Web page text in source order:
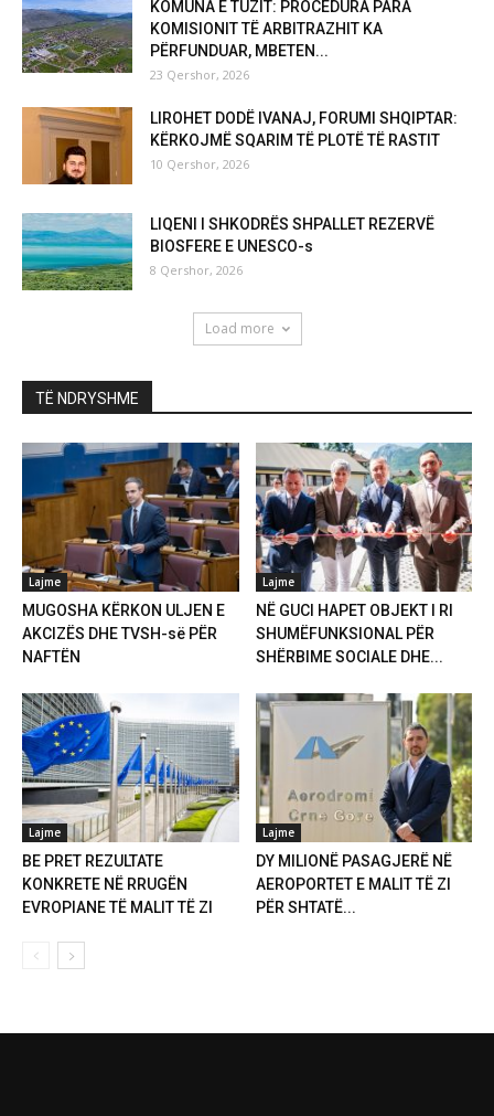
KOMUNA E TUZIT: PROCEDURA PARA
KOMISIONIT TË ARBITRAZHIT KA
PËRFUNDUAR, MBETEN...
23 Qershor, 2026
LIROHET DODË IVANAJ, FORUMI SHQIPTAR:
KËRKOJMË SQARIM TË PLOTË TË RASTIT
10 Qershor, 2026
LIQENI I SHKODRËS SHPALLET REZERVË
BIOSFERE E UNESCO-s
8 Qershor, 2026
Load more
TË NDRYSHME
Lajme
MUGOSHA KËRKON ULJEN E
AKCIZËS DHE TVSH-së PËR
NAFTËN
Lajme
NË GUCI HAPET OBJEKT I RI
SHUMËFUNKSIONAL PËR
SHËRBIME SOCIALE DHE...
Lajme
BE PRET REZULTATE
KONKRETE NË RRUGËN
EVROPIANE TË MALIT TË ZI
Lajme
DY MILIONË PASAGJERË NË
AEROPORTET E MALIT TË ZI
PËR SHTATË...